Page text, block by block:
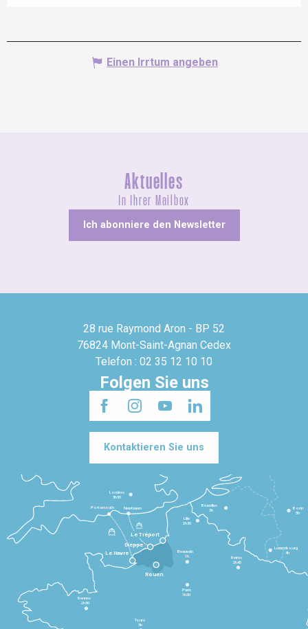
Einen Irrtum angeben
Aktuelles
In Ihrer Mailbox
Ich abonniere den Newsletter
28 rue Raymond Aron - BP 52
76824 Mont-Saint-Agnan Cedex
Telefon : 02 35 12 10 10
Folgen Sie uns
Kontaktieren Sie uns
Le Havre
Dieppe
Le Tréport
Rennes
2h30
Tours
3h
Paris
1h30
Beauvais
1h
Reims
2h45
Lille
2h30
Bruxelles
3h
Londres
3h30
Newhaven
Portsmouth
Bonn
5h
Luxembourg
4h
Rouen